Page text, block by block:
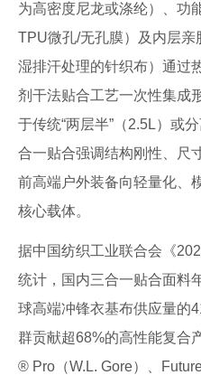
为高密度尼龙或涤纶）、功
TPU微孔/无孔膜）及内层
湿排汗处理的针织布）通过
剂干法贴合工艺一次性集成
于传统“两层半”（2.5L）或
合一贴合强调结构刚性、尺
前高端户外装备向轻量化、
核心载体。
据中国纺织工业联合会《
统计，国内三合一贴合面料
球高端冲锋衣基布供应量的
群贡献超68%的高性能复合
® Pro（W.L. Gore）、